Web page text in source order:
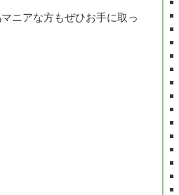
ニアな方もぜひお手に取っ